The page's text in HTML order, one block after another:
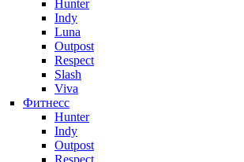
Hunter
Indy
Luna
Outpost
Respect
Slash
Viva
Фитнесс
Hunter
Indy
Outpost
Respect